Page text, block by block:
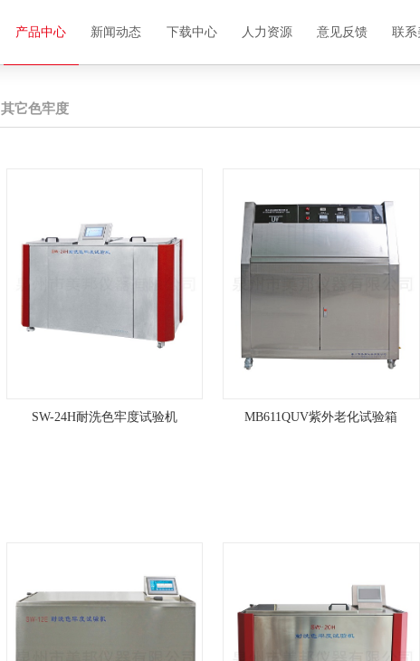
产品中心 新闻动态 下载中心 人力资源 意见反馈 联系
其它色牢度
SW-24H耐洗色牢度试验机 MB611QUV紫外老化试验箱